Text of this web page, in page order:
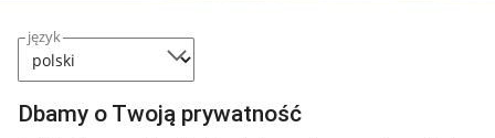
język
Dbamy o Twoją prywatność